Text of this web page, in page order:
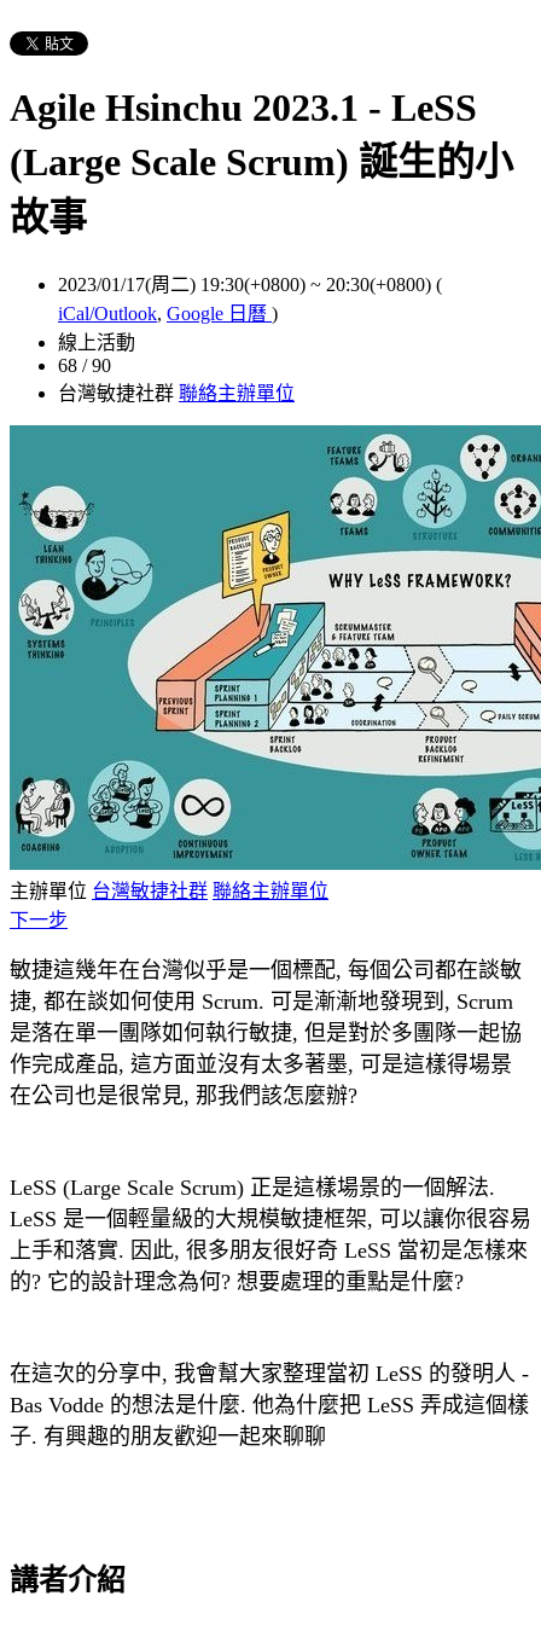
Agile Hsinchu 2023.1 - LeSS
(Large Scale Scrum) 誕生的小
故事
2023/01/17(周二) 19:30(+0800) ~ 20:30(+0800) (
iCal/Outlook, Google 日曆 )
線上活動
68 / 90
台灣敏捷社群 聯絡主辦單位
主辦單位 台灣敏捷社群 聯絡主辦單位
下一步
敏捷這幾年在台灣似乎是一個標配, 每個公司都在談敏
捷, 都在談如何使用 Scrum. 可是漸漸地發現到, Scrum
是落在單一團隊如何執行敏捷, 但是對於多團隊一起協
作完成產品, 這方面並沒有太多著墨, 可是這樣得場景
在公司也是很常見, 那我們該怎麼辦?
LeSS (Large Scale Scrum) 正是這樣場景的一個解法.
LeSS 是一個輕量級的大規模敏捷框架, 可以讓你很容易
上手和落實. 因此, 很多朋友很好奇 LeSS 當初是怎樣來
的? 它的設計理念為何? 想要處理的重點是什麼?
在這次的分享中, 我會幫大家整理當初 LeSS 的發明人 -
Bas Vodde 的想法是什麼. 他為什麼把 LeSS 弄成這個樣
子. 有興趣的朋友歡迎一起來聊聊
講者介紹